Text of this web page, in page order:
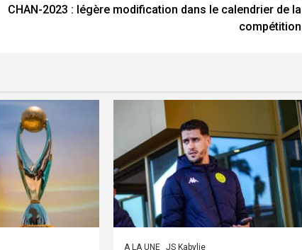
CHAN-2023 : légère modification dans le calendrier de la
compétition
A LA UNE JS Kabylie